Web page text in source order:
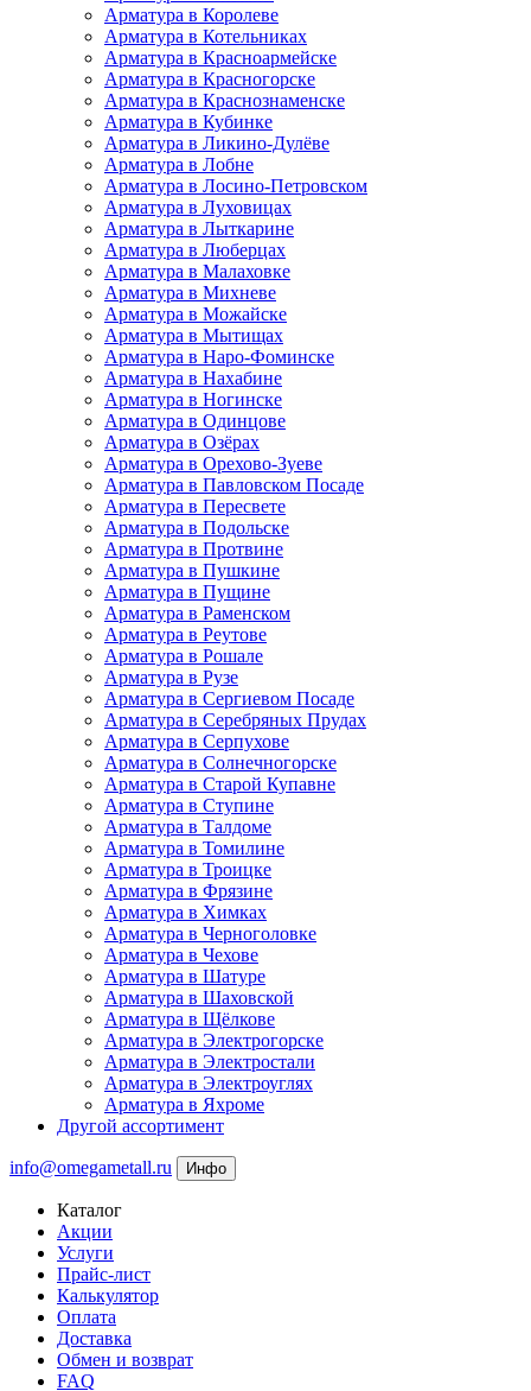
Арматура в Королеве
Арматура в Котельниках
Арматура в Красноармейске
Арматура в Красногорске
Арматура в Краснознаменске
Арматура в Кубинке
Арматура в Ликино-Дулёве
Арматура в Лобне
Арматура в Лосино-Петровском
Арматура в Луховицах
Арматура в Лыткарине
Арматура в Люберцах
Арматура в Малаховке
Арматура в Михневе
Арматура в Можайске
Арматура в Мытищах
Арматура в Наро-Фоминске
Арматура в Нахабине
Арматура в Ногинске
Арматура в Одинцове
Арматура в Озёрах
Арматура в Орехово-Зуеве
Арматура в Павловском Посаде
Арматура в Пересвете
Арматура в Подольске
Арматура в Протвине
Арматура в Пушкине
Арматура в Пущине
Арматура в Раменском
Арматура в Реутове
Арматура в Рошале
Арматура в Рузе
Арматура в Сергиевом Посаде
Арматура в Серебряных Прудах
Арматура в Серпухове
Арматура в Солнечногорске
Арматура в Старой Купавне
Арматура в Ступине
Арматура в Талдоме
Арматура в Томилине
Арматура в Троицке
Арматура в Фрязине
Арматура в Химках
Арматура в Черноголовке
Арматура в Чехове
Арматура в Шатуре
Арматура в Шаховской
Арматура в Щёлкове
Арматура в Электрогорске
Арматура в Электростали
Арматура в Электроуглях
Арматура в Яхроме
Другой ассортимент
info@omegametall.ru Инфо
Каталог
Акции
Услуги
Прайс-лист
Калькулятор
Оплата
Доставка
Обмен и возврат
FAQ